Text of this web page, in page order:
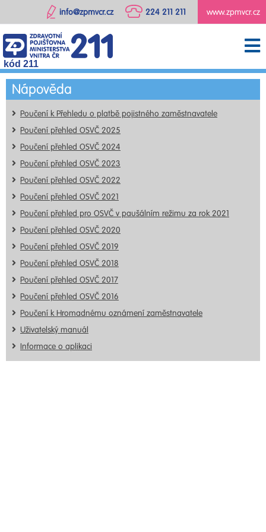
www.zpmvcr.cz
224 211 211
info@zpmvcr.cz
kód 211
Nápověda
Poučení k Přehledu o platbě pojistného zaměstnavatele
Poučení přehled OSVČ 2025
Poučení přehled OSVČ 2024
Poučení přehled OSVČ 2023
Poučení přehled OSVČ 2022
Poučení přehled OSVČ 2021
Poučení přehled pro OSVČ v paušálním režimu za rok 2021
Poučení přehled OSVČ 2020
Poučení přehled OSVČ 2019
Poučení přehled OSVČ 2018
Poučení přehled OSVČ 2017
Poučení přehled OSVČ 2016
Poučení k Hromadnému oznámení zaměstnavatele
Uživatelský manuál
Informace o aplikaci